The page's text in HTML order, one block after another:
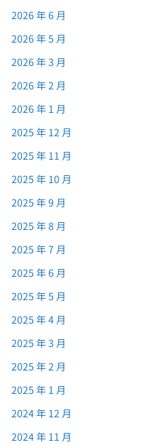
2026 年 6 月
2026 年 5 月
2026 年 3 月
2026 年 2 月
2026 年 1 月
2025 年 12 月
2025 年 11 月
2025 年 10 月
2025 年 9 月
2025 年 8 月
2025 年 7 月
2025 年 6 月
2025 年 5 月
2025 年 4 月
2025 年 3 月
2025 年 2 月
2025 年 1 月
2024 年 12 月
2024 年 11 月